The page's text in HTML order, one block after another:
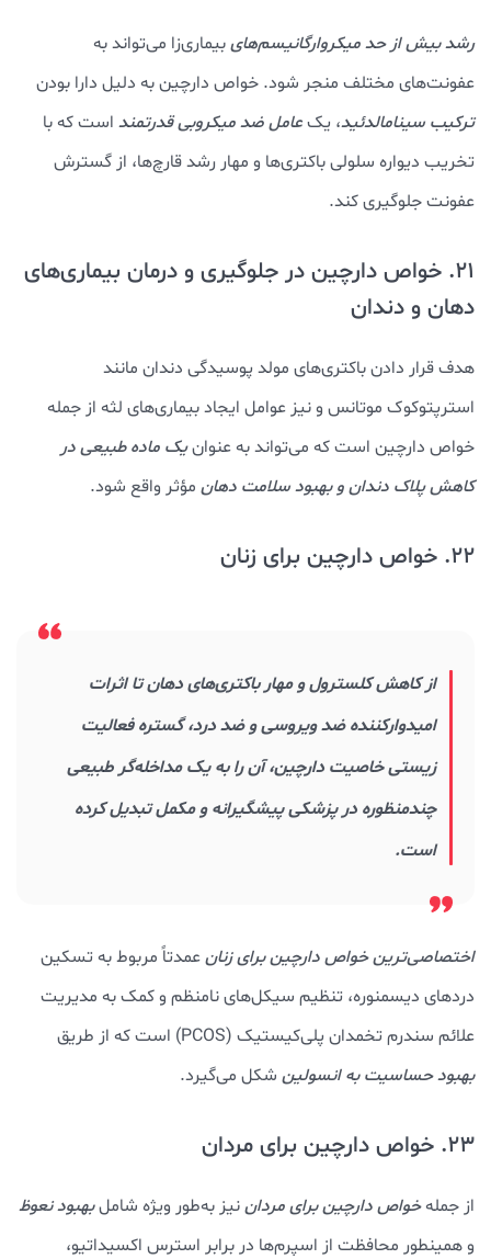
رشد بیش از حد میکروارگانیسم‌هایبیماری‌زا می‌تواند به
عفونت‌های مختلف منجر شود. خواص دارچین به دلیل دارا بودن
ترکیب سینامالدئید، یکعامل ضد میکروبی قدرتمند است که با
تخریب دیواره سلولی باکتری‌ها و مهار رشد قارچ‌ها، از گسترش
عفونت جلوگیری کند.
21. خواص دارچین در جلوگیری و درمان بیماری‌های
دهان و دندان
هدف قرار دادن باکتری‌های مولد پوسیدگی دندان مانند
استرپتوکوک موتانس و نیز عوامل ایجاد بیماری‌های لثه از جمله
خواص دارچین است که می‌تواند به عنوانیک ماده طبیعی در
کاهش پلاک دندان و بهبود سلامت دهان مؤثر واقع شود.
22. خواص دارچین برای زنان
از کاهش کلسترول و مهار باکتری‌های دهان تا اثرات
امیدوارکننده ضد ویروسی و ضد درد، گستره فعالیت
زیستی خاصیت دارچین، آن را به یک مداخله‌گر طبیعی
چندمنظوره در پزشکی پیشگیرانه و مکمل تبدیل کرده
است.
اختصاصی‌ترین خواص دارچین برای زنانعمدتاً مربوط به تسکین
دردهای دیسمنوره، تنظیم سیکل‌های نامنظم و کمک به مدیریت
علائم سندرم تخمدان پلی‌کیستیک (PCOS) است که از طریق
بهبود حساسیت به انسولین شکل می‌گیرد.
23. خواص دارچین برای مردان
از جملهخواص دارچین برای مرداننیز به‌طور ویژه شاملبهبود نعوظ
و همینطور محافظت از اسپرم‌ها در برابر استرس اکسیداتیو،